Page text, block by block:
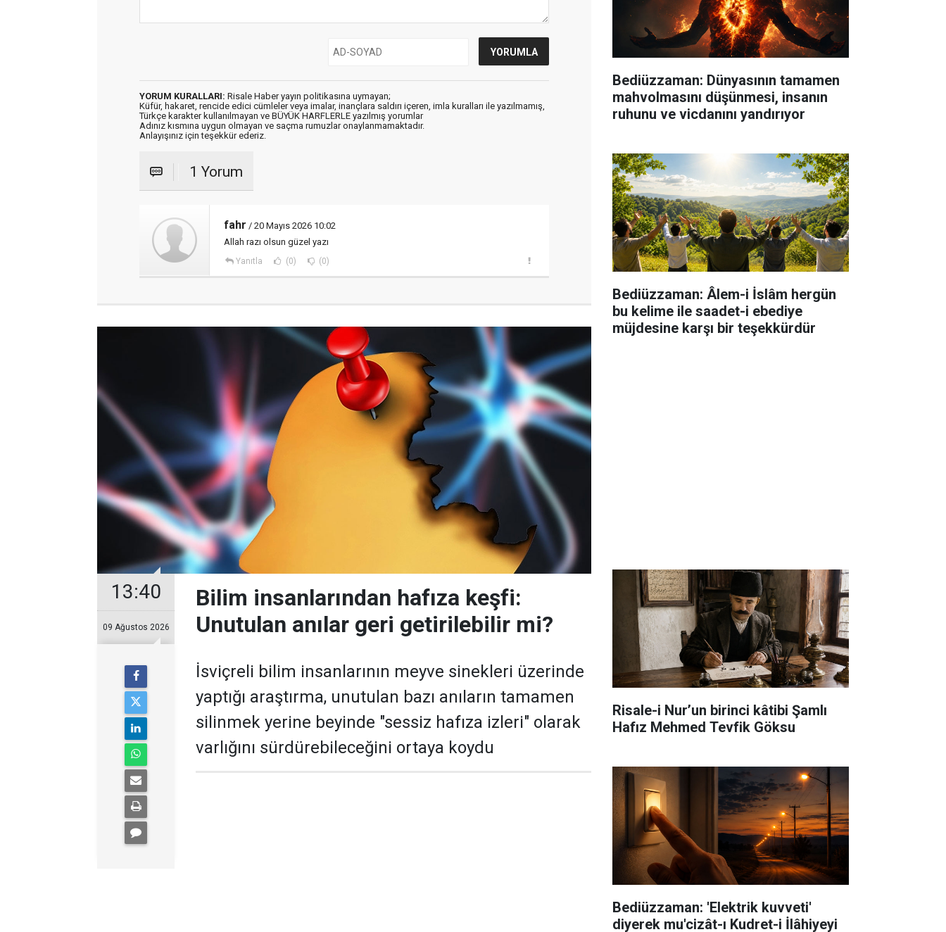
YORUM KURALLARI: Risale Haber yayın politikasına uymayan;
Küfür, hakaret, rencide edici cümleler veya imalar, inançlara saldırı içeren, imla kuralları ile yazılmamış,
Türkçe karakter kullanılmayan ve BÜYÜK HARFLERLE yazılmış yorumlar
Adınız kısmına uygun olmayan ve saçma rumuzlar onaylanmamaktadır.
Anlayışınız için teşekkür ederiz.
1 Yorum
fahr / 20 Mayıs 2026 10:02
Allah razı olsun güzel yazı
Yanıtla (0) (0)
13:40
09 Ağustos 2026
Bilim insanlarından hafıza keşfi:
Unutulan anılar geri getirilebilir mi?
İsviçreli bilim insanlarının meyve sinekleri üzerinde
yaptığı araştırma, unutulan bazı anıların tamamen
silinmek yerine beyinde "sessiz hafıza izleri" olarak
varlığını sürdürebileceğini ortaya koydu
Bediüzzaman: Dünyasının tamamen
mahvolmasını düşünmesi, insanın
ruhunu ve vicdanını yandırıyor
Bediüzzaman: Âlem-i İslâm hergün
bu kelime ile saadet-i ebediye
müjdesine karşı bir teşekkürdür
Risale-i Nur’un birinci kâtibi Şamlı
Hafız Mehmed Tevfik Göksu
Bediüzzaman: 'Elektrik kuvveti'
diyerek mu'cizât-ı Kudret-i İlâhiyeyi